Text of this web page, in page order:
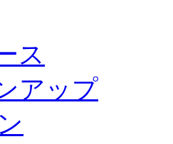
ス
アップ